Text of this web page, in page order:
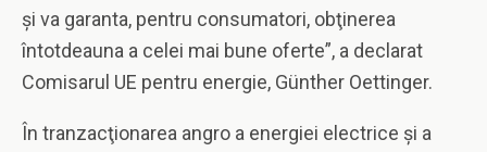
şi va garanta, pentru consumatori, obţinerea
întotdeauna a celei mai bune oferte”, a declarat
Comisarul UE pentru energie, Günther Oettinger.
În tranzacţionarea angro a energiei electrice şi a